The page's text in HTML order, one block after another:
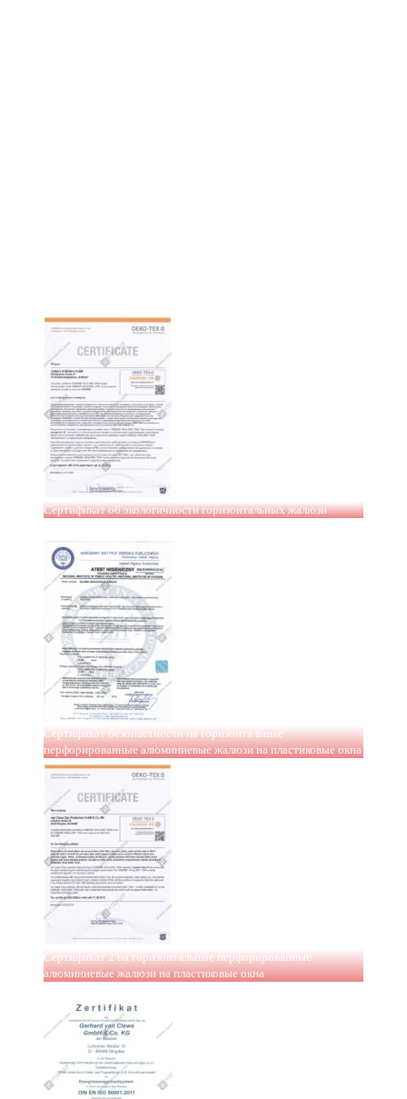
Сертификат об экологичности горизонтальных жалюзи
Сертификат безопастности на горизонтальные
перфорированные алюминиевые жалюзи на пластиковые окна
Сертификат 2 на горизонтальные перфорированные
алюминиевые жалюзи на пластиковые окна